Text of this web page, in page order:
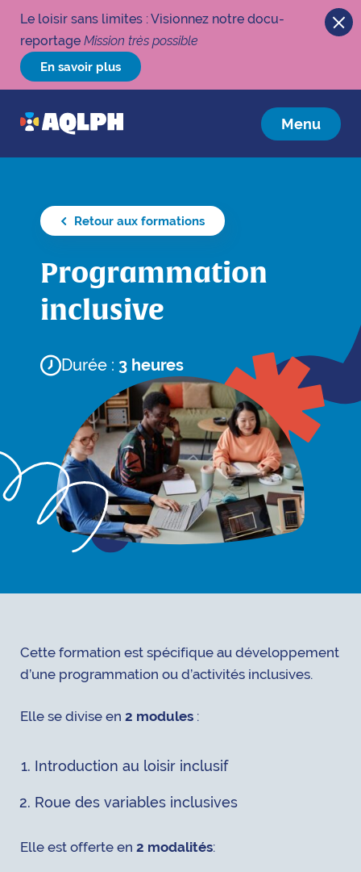
Le loisir sans limites : Visionnez notre docu-
reportage Mission très possible
En savoir plus
Menu
Retour aux formations
Programmation
inclusive
Durée : 3 heures
Cette formation est spécifique au développement
d’une programmation ou d’activités inclusives.
Elle se divise en 2 modules :
Introduction au loisir inclusif
Roue des variables inclusives
Elle est offerte en 2 modalités: